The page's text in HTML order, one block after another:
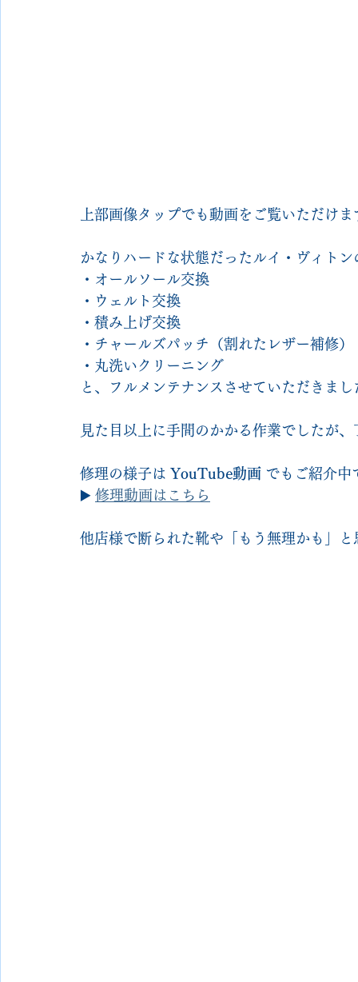
上部画像タップでも動画をご覧いただけま
かなりハードな状態だったルイ・ヴィト
・オールソール交換
・ウェルト交換
・積み上げ交換
・チャールズパッチ（割れたレザー補修）
・丸洗いクリーニング
と、フルメンテナンスさせていただきまし
見た目以上に手間のかかる作業でしたが
修理の様子は YouTube動画 でもご紹介中
▶️ 修理動画はこちら
他店様で断られた靴や「もう無理かも」